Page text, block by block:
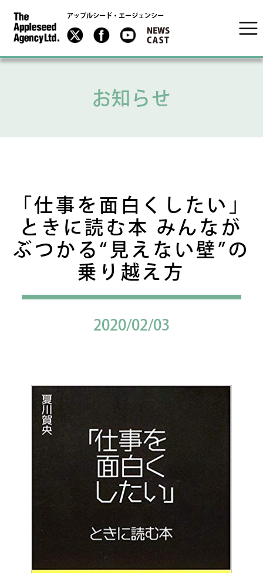
アップルシード・エージェンシー
お知らせ
「仕事を面白くしたい」
ときに読む本 みんなが
ぶつかる“見えない壁”の
乗り越え方
2020/02/03